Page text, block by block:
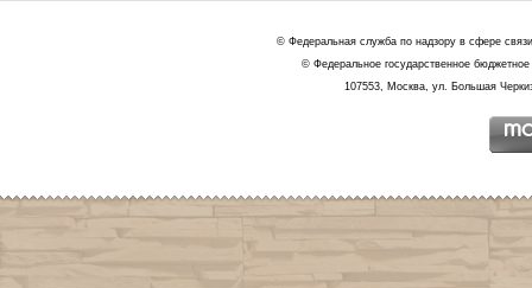
© Федеральная служба по надзору в сфере
© Федеральное государственное
107553, Москва, ул. Большая